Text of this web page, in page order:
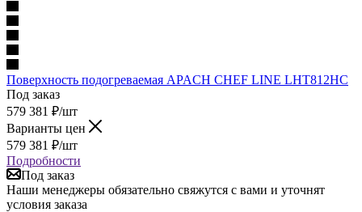
Поверхность подогреваемая APACH CHEF LINE LHT812HC
Под заказ
579 381 ₽/шт
Варианты цен
579 381 ₽/шт
Подробности
Под заказ
Наши менеджеры обязательно свяжутся с вами и уточнят
условия заказа